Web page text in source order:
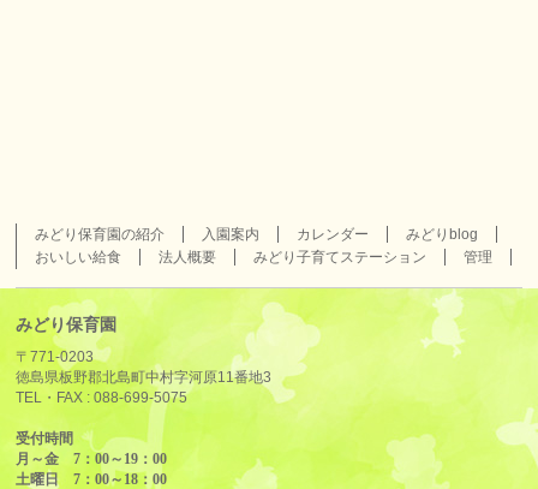
みどり保育園の紹介 入園案内 カレンダー
みどりblog
おいしい給食
法人概要 みどり子育てステーション 管理
みどり保育園
〒771-0203
徳島県板野郡北島町中村字河原11番地3
TEL・FAX :088-699-5075
受付時間
月～金 7：00～19：00
土曜日 7：00～18：00